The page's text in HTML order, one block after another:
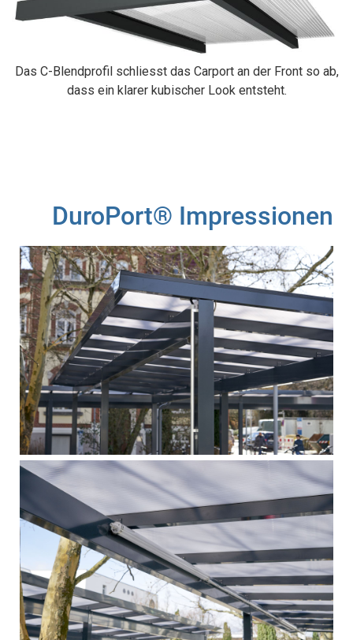
Das C-Blendprofil schliesst das Carport an der Front so ab,
dass ein klarer kubischer Look entsteht.
DuroPort® Impressionen